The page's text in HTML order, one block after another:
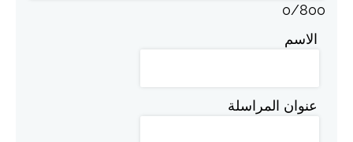
0/800
الاسم
عنوان المراسلة